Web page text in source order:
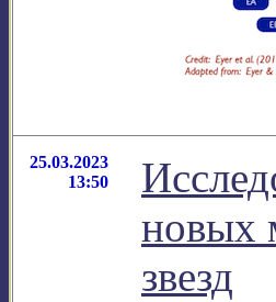
25.03.2023
13:50
новых
звезд